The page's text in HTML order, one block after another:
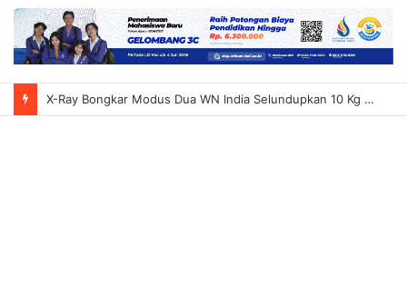
X-Ray Bongkar Modus Dua WN India Selundupkan 10 Kg Ganja Ke Bali